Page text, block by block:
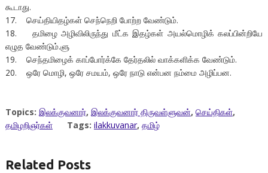
கூடாது.
17. செய்தியிதழ்கள் செந்நெறி போற்ற வேண்டும்.
18. தமிழை அழிவிலிருந்து மீட்க இதழ்கள் அயல்மொழிக் கலப்பின்றியே
எழுத வேண்டும்.ளு
19. செந்தமிழைக் காப்போர்க்கே தேர்தலில் வாக்களிக்க வேண்டும்.
20. ஒரே மொழி, ஒரே சமயம், ஒரே நாடு என்பன நம்மை அழிப்பன.
Topics: இலக்குவனார், இலக்குவனார் திருவள்ளுவன், செய்திகள்,
தமிழறிஞர்கள்
Tags: ilakkuvanar, தமிழ்
Related Posts